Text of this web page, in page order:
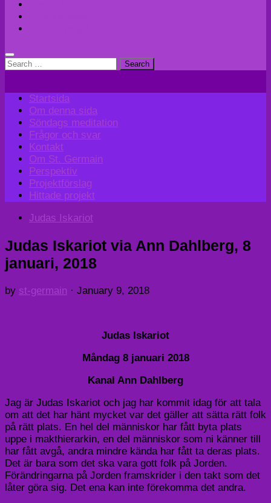
Search
Startsida
Om denna sida
Söndags meditation
Frågor och svar
Kontakt
Om St. Germain
Perspektiv
Projektförslag
Hittade projekt
Judas Iskariot
Judas Iskariot via Ann Dahlberg, 8
januari, 2018
by st-germain · January 9, 2018
Judas Iskariot
Måndag 8 januari 2018
Kanal Ann Dahlberg
Jag är Judas Iskariot och jag har kommit idag för att tala
om att det har hänt mycket var det gäller att sätta rätt folk
på rätt plats. En hel del människor har fått byta plats
uppe i makthierarkin, en del människor som ni känner till
har fått avgå, andra mindre kända har fått ta deras plats.
Det är bara som det ska vara gott folk på Jorden.
Förändringarna på Jorden framskrider i den takt som det
låter göra sig. Det ena kan inte förekomma det andra.